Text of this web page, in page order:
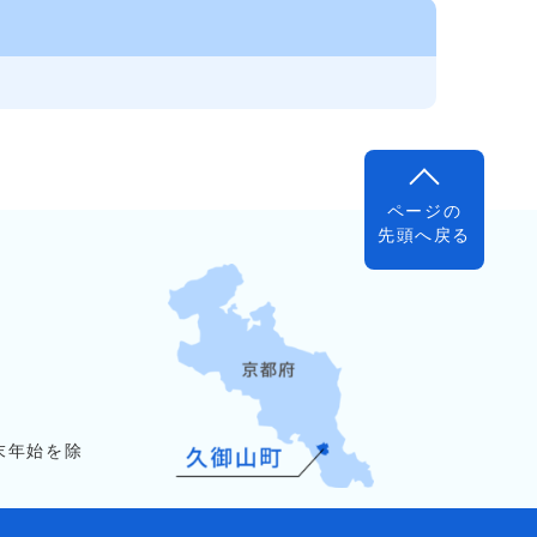
ページの
先頭へ戻る
始を除